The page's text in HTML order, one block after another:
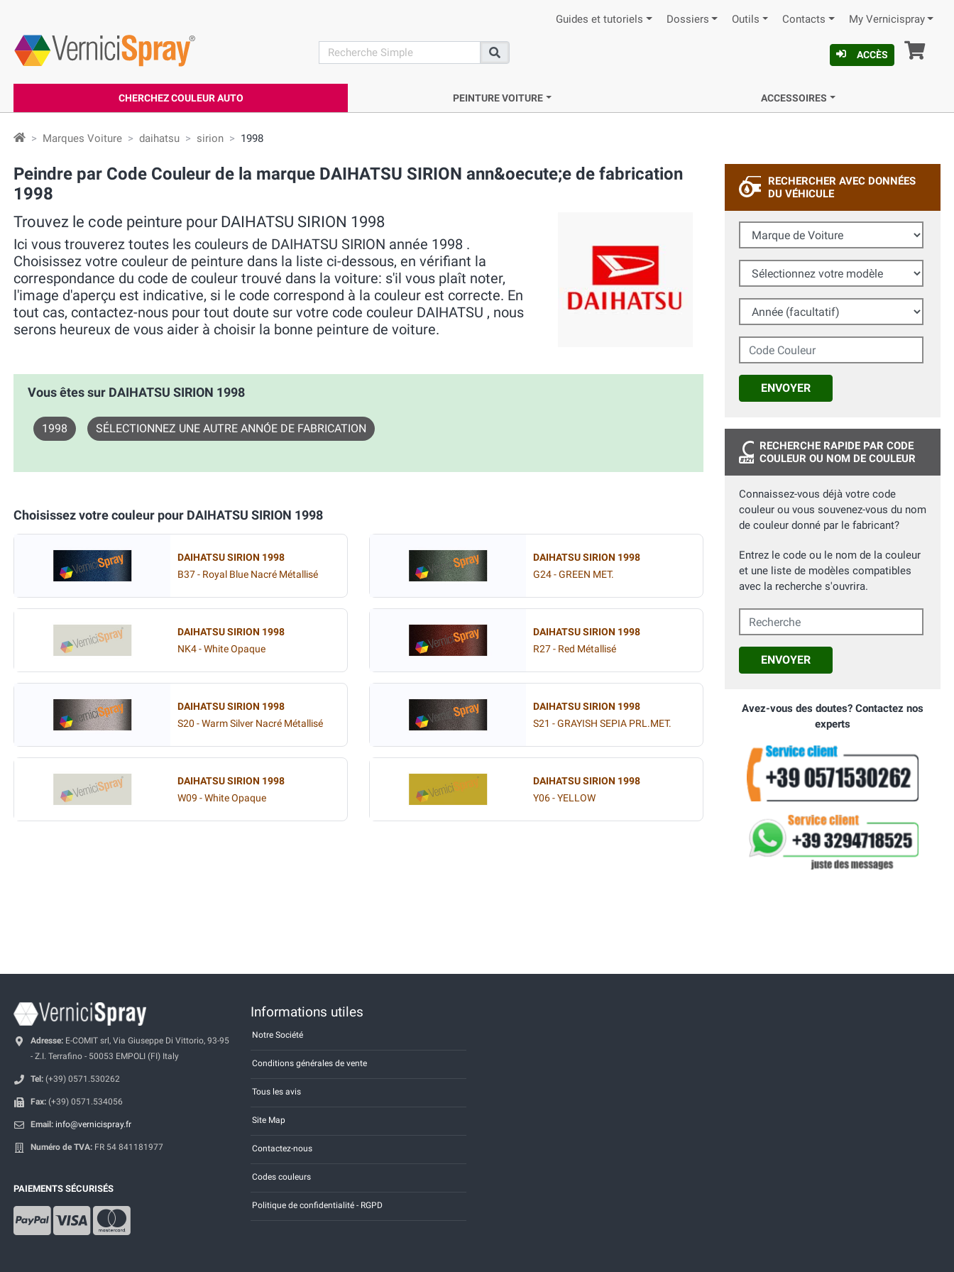
Guides et tutoriels Dossiers Outils Contacts My Vernicispray
search
Recherche
ACCÈS
CHERCHEZ COULEUR AUTO PEINTURE VOITURE ACCESSOIRES
Marques Voiture daihatsu sirion 1998
Peindre par Code Couleur de la marque DAIHATSU SIRION ann&oecute;e de fabrication
1998
Trouvez le code peinture pour DAIHATSU SIRION 1998
Ici vous trouverez toutes les couleurs de DAIHATSU SIRION année 1998 .
Choisissez votre couleur de peinture dans la liste ci-dessous, en vérifiant la
correspondance du code de couleur trouvé dans la voiture: s'il vous plaît noter,
l'image d'aperçu est indicative, si le code correspond à la couleur est correcte. En
tout cas, contactez-nous pour tout doute sur votre code couleur DAIHATSU , nous
serons heureux de vous aider à choisir la bonne peinture de voiture.
Vous êtes sur DAIHATSU SIRION 1998
1998 SÉLECTIONNEZ UNE AUTRE ANNÓE DE FABRICATION
Choisissez votre couleur pour DAIHATSU SIRION 1998
DAIHATSU SIRION 1998
B37 - Royal Blue Nacré Métallisé
DAIHATSU SIRION 1998
G24 - GREEN MET.
DAIHATSU SIRION 1998
NK4 - White Opaque
DAIHATSU SIRION 1998
R27 - Red Métallisé
DAIHATSU SIRION 1998
S20 - Warm Silver Nacré Métallisé
DAIHATSU SIRION 1998
S21 - GRAYISH SEPIA PRL.MET.
DAIHATSU SIRION 1998
W09 - White Opaque
DAIHATSU SIRION 1998
Y06 - YELLOW
RECHERCHER AVEC DONNÉES
DU VÉHICULE
Marque de Voiture
Sélectionnez votre modèle
Année (facultatif)
Code Couleur
ENVOYER
RECHERCHE RAPIDE PAR CODE
COULEUR OU NOM DE COULEUR
Connaissez-vous déjà votre code
couleur ou vous souvenez-vous du nom
de couleur donné par le fabricant?
Entrez le code ou le nom de la couleur
et une liste de modèles compatibles
avec la recherche s'ouvrira.
Recherche
ENVOYER
Avez-vous des doutes? Contactez nos
experts
Adresse: E-COMIT srl, Via Giuseppe Di Vittorio, 93-95
- Z.I. Terrafino - 50053 EMPOLI (FI) Italy
Tel: (+39) 0571.530262
Fax: (+39) 0571.534056
Email: info@vernicispray.fr
Numéro de TVA: FR 54 841181977
PAIEMENTS SÉCURISÉS
Informations utiles
Notre Société
Conditions générales de vente
Tous les avis
Site Map
Contactez-nous
Codes couleurs
Politique de confidentialité - RGPD